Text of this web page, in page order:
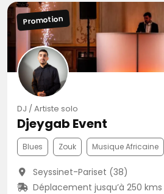
Promotion
DJ / Artiste solo
Djeygab Event
Blues Zouk Musique Africaine
Seyssinet-Pariset (38)
Déplacement jusqu’à 250 kms